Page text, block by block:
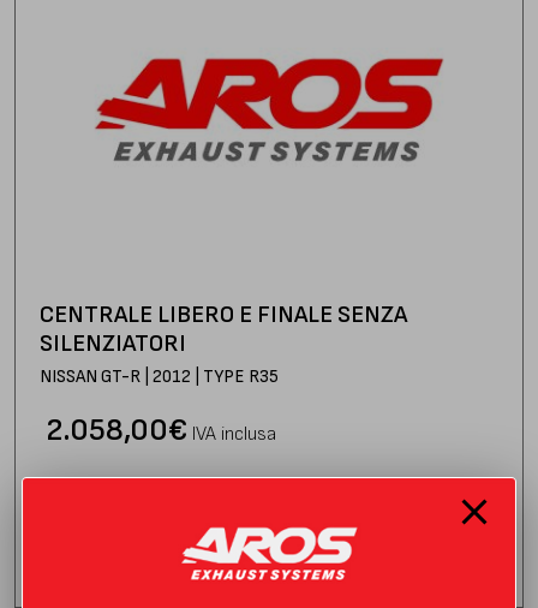
CENTRALE LIBERO E FINALE SENZA
SILENZIATORI
NISSAN GT-R | 2012 | TYPE R35
€
2.058,00 IVA inclusa
AGGIUNGI AL CARRELLO